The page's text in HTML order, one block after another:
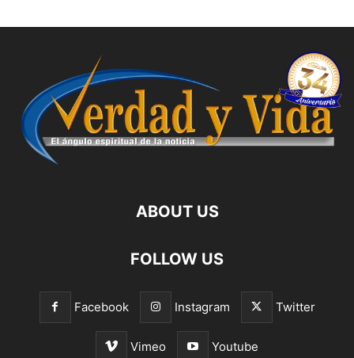
ABOUT US
FOLLOW US
Facebook Instagram Twitter
Vimeo Youtube